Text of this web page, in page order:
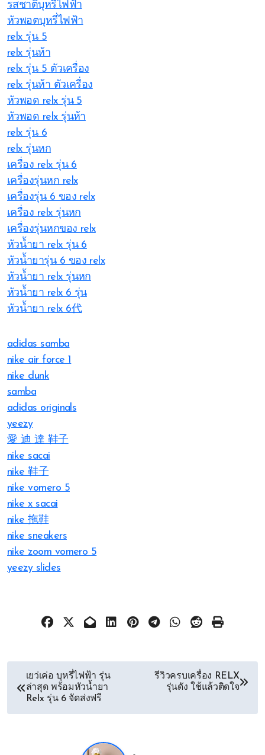
รสชาติบุหรี่ไฟฟ้า
หัวพอตบุหรี่ไฟฟ้า
relx รุ่น 5
relx รุ่นห้า
relx รุ่น 5 ตัวเครื่อง
relx รุ่นห้า ตัวเครื่อง
หัวพอด relx รุ่น 5
หัวพอด relx รุ่นห้า
relx รุ่น 6
relx รุ่นหก
เครื่อง relx รุ่น 6
เครื่องรุ่นหก relx
เครื่องรุ่น 6 ของ relx
เครื่อง relx รุ่นหก
เครื่องรุ่นหกของ relx
หัวน้ำยา relx รุ่น 6
หัวน้ำยารุ่น 6 ของ relx
หัวน้ำยา relx รุ่นหก
หัวน้ำยา relx 6 รุ่น
หัวน้ำยา relx 6代
adidas samba
nike air force 1
nike dunk
samba
adidas originals
yeezy
愛 迪 達 鞋子
nike sacai
nike 鞋子
nike vomero 5
nike x sacai
nike 拖鞋
nike sneakers
nike zoom vomero 5
yeezy slides
เยว่เค่อ บุหรี่ไฟฟ้า รุ่น
ล่าสุด พร้อมหัวน้ำยา
Relx รุ่น 6 จัดส่งฟรี
รีวิวครบเครื่อง RELX
รุ่นดัง ใช้แล้วติดใจ